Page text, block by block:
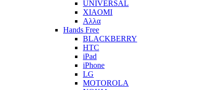
UNIVERSAL
XIAOMI
Αλλα
Hands Free
BLACKBERRY
HTC
iPad
iPhone
LG
MOTOROLA